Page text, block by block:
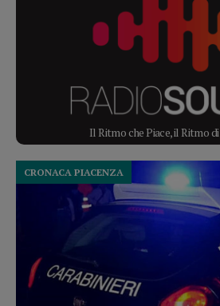
Il Ritmo che Piace, il Ritmo
CRONACA PIACENZA